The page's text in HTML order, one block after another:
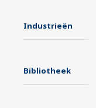
Industrieën
Bibliotheek